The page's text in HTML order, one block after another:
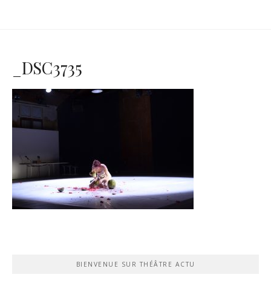
_DSC3735
BIENVENUE SUR THÉÂTRE ACTU